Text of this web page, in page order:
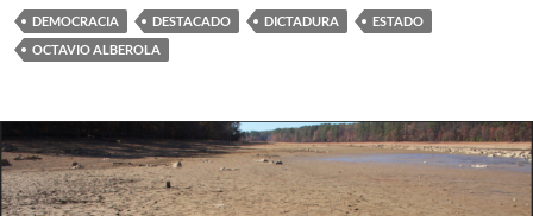
DEMOCRACIA DESTACADO DICTADURA
ESTADO
OCTAVIO ALBEROLA